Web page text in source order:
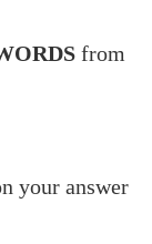
from
your answer